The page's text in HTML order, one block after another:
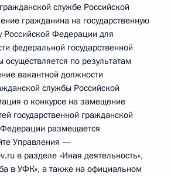
службе Российской
гражданина на государственную
Российской Федерации для
федеральной государственной
по результатам
вакантной должности
службы Российской
о конкурсе на замещение
государственной гражданской
размещается
Управления —
в разделе «Иная деятельность»,
в УФК», а также на официальном